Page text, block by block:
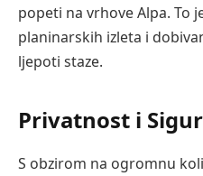
popeti na vrhove Alpa. To
planinarskih izleta i
ljepoti staze.
Privatnost i
S obzirom na ogromnu